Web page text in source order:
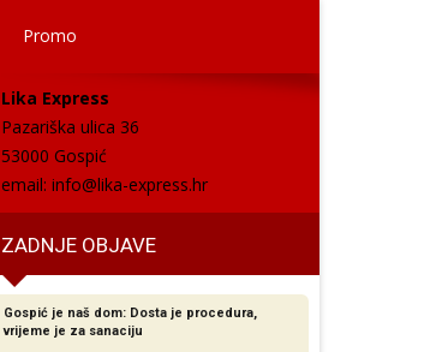
Promo
Lika Express
Pazariška ulica 36
53000 Gospić
email: info@lika-express.hr
ZADNJE OBJAVE
Gospić je naš dom: Dosta je procedura,
vrijeme je za sanaciju